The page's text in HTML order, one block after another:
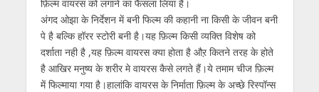
फ़िल्म वायरस को लगाने का फैसला लिया है।
अंगद ओझा के निर्देशन में बनी फिल्म की कहानी ना किसी के जीवन बनी
पे है बल्कि हॉरर स्टोरी बनी है।यह फ़िल्म किसी व्यक्ति विशेष को
दर्शाता नही है ,यह फ़िल्म वायरस क्या होता है औऱ कितने तरह के होते
है आखिर मनुष्य के शरीर मे वायरस कैसे लगते हैं।ये तमाम चीज फ़िल्म
में फिल्माया गया है।हालांकि वायरस के निर्माता फ़िल्म के अच्छे रिस्पॉन्स